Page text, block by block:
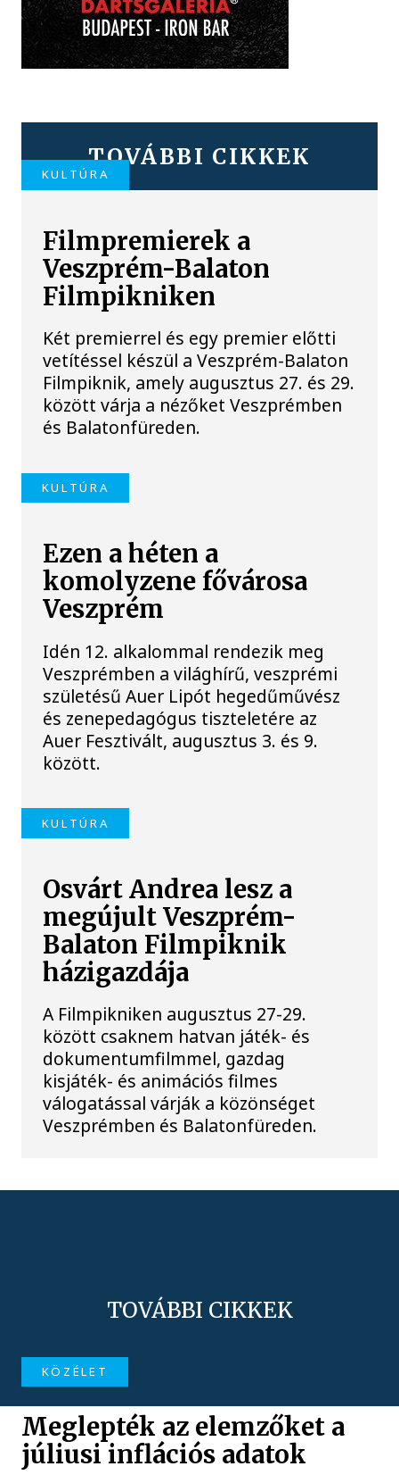
TOVÁBBI CIKKEK
KULTÚRA
Filmpremierek a
Veszprém-Balaton
Filmpikniken
Két premierrel és egy premier előtti
vetítéssel készül a Veszprém-Balaton
Filmpiknik, amely augusztus 27. és 29.
között várja a nézőket Veszprémben
és Balatonfüreden.
KULTÚRA
Ezen a héten a
komolyzene fővárosa
Veszprém
Idén 12. alkalommal rendezik meg
Veszprémben a világhírű, veszprémi
születésű Auer Lipót hegedűművész
és zenepedagógus tiszteletére az
Auer Fesztivált, augusztus 3. és 9.
között.
KULTÚRA
Osvárt Andrea lesz a
megújult Veszprém-
Balaton Filmpiknik
házigazdája
A Filmpikniken augusztus 27-29.
között csaknem hatvan játék- és
dokumentumfilmmel, gazdag
kisjáték- és animációs filmes
válogatással várják a közönséget
Veszprémben és Balatonfüreden.
TOVÁBBI CIKKEK
KÖZÉLET
Meglepték az elemzőket a
júliusi inflációs adatok